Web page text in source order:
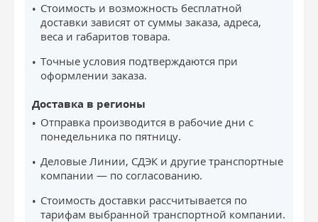
Стоимость и возможность бесплатной
доставки зависят от суммы заказа, адреса,
веса и габаритов товара.
Точные условия подтверждаются при
оформлении заказа.
Доставка в регионы
Отправка производится в рабочие дни с
понедельника по пятницу.
Деловые Линии, СДЭК и другие транспортные
компании — по согласованию.
Стоимость доставки рассчитывается по
тарифам выбранной транспортной компании.